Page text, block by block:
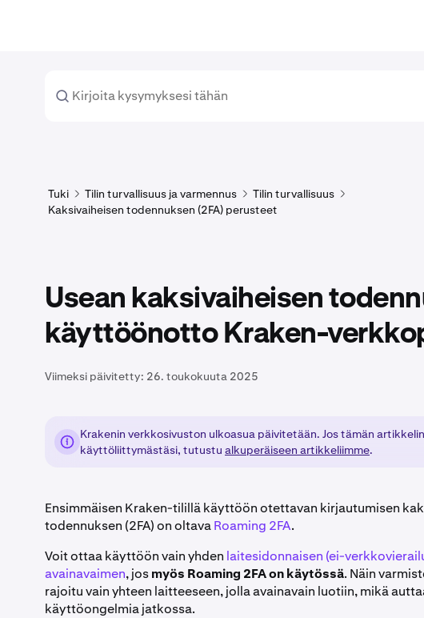
Tuki Tilin turvallisuus ja varmennus
Tilin turvallisuus
Kaksivaiheisen todennuksen (2FA) perusteet
Usean kaksivaiheisen
käyttöönotto Kraken-
Viimeksi päivitetty: 26. toukokuuta 2025
Krakenin verkkosivuston ulkoasua päivitetään. Jos tämän
käyttöliittymästäsi, tutustu alkuperäiseen artikkeliimme.
Ensimmäisen Kraken-tilillä käyttöön otettavan kirjautumisen
todennuksen (2FA) on oltavaRoaming 2FA.
Voit ottaa käyttöön vain yhden laitesidonnaisen (ei-
avainavaimen, josmyös Roaming 2FA on käytössä. Näin
rajoitu vain yhteen laitteeseen, jolla avainavain luotiin, mikä
käyttöongelmia jatkossa.